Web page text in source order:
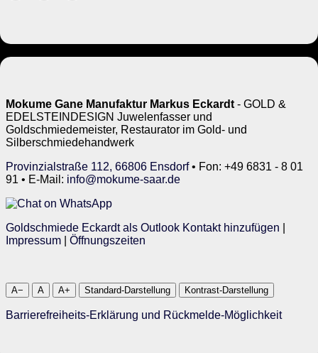
Mokume Gane Manufaktur Markus Eckardt - GOLD &
EDELSTEINDESIGN Juwelenfasser und
Goldschmiedemeister, Restaurator im Gold- und
Silberschmiedehandwerk
Provinzialstraße 112, 66806 Ensdorf• Fon: +49 6831 - 8 01
91 • E-Mail: info@mokume-saar.de
Goldschmiede Eckardt als Outlook Kontakt hinzufügen
Impressum
Öffnungszeiten
A− A A+ Standard-Darstellung Kontrast-Darstellung
Barrierefreiheits-Erklärung und Rückmelde-Möglichkeit